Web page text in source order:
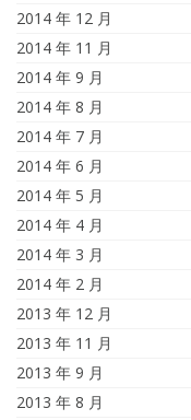
2014 年 12 月
2014 年 11 月
2014 年 9 月
2014 年 8 月
2014 年 7 月
2014 年 6 月
2014 年 5 月
2014 年 4 月
2014 年 3 月
2014 年 2 月
2013 年 12 月
2013 年 11 月
2013 年 9 月
2013 年 8 月